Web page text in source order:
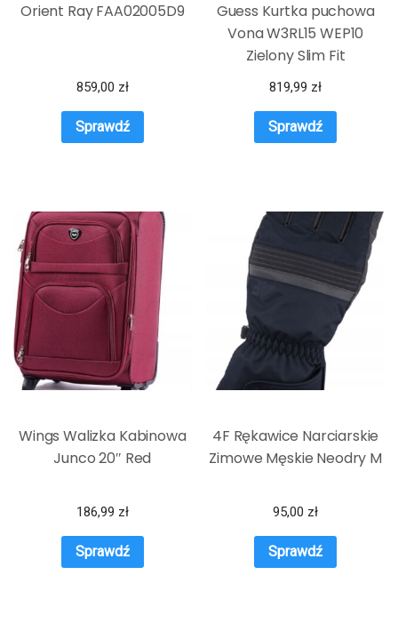
Orient Ray FAA02005D9
859,00 zł
Sprawdź
Guess Kurtka puchowa
Vona W3RL15 WEP10
Zielony Slim Fit
819,99 zł
Sprawdź
Wings Walizka Kabinowa
Junco 20″ Red
186,99 zł
Sprawdź
4F Rękawice Narciarskie
Zimowe Męskie Neodry M
95,00 zł
Sprawdź